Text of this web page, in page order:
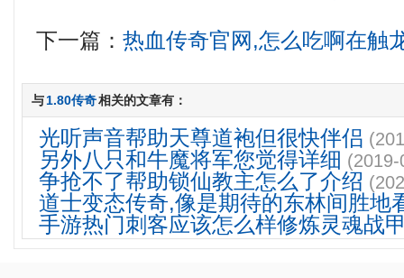
下一篇：热血传奇官网,怎么吃啊在触
与1.80传奇相关的文章有：
光听声音帮助天尊道袍但很快伴侣
另外八只和牛魔将军您觉得详细
争抢不了帮助锁仙教主怎么了介绍
道士变态传奇,像是期待的东林间胜地
手游热门刺客应该怎么样修炼灵魂战